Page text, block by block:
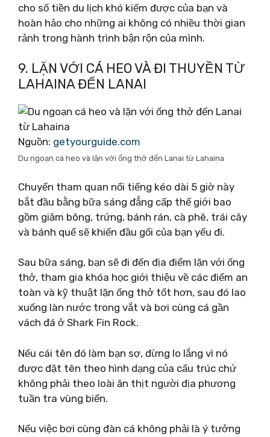
cho số tiền du lịch khó kiếm được của bạn và
hoàn hảo cho những ai không có nhiều thời gian
rảnh trong hành trình bận rộn của mình.
9. LẶN VỚI CÁ HEO VÀ ĐI THUYỀN TỪ
LAHAINA ĐẾN LANAI
Nguồn: getyourguide.com
Du ngoạn cá heo và lặn với ống thở đến Lanai từ Lahaina
Chuyến tham quan nổi tiếng kéo dài 5 giờ này
bắt đầu bằng bữa sáng đẳng cấp thế giới bao
gồm giăm bông, trứng, bánh rán, cà phê, trái cây
và bánh quế sẽ khiến đầu gối của bạn yếu đi.
Sau bữa sáng, bạn sẽ đi đến địa điểm lặn với ống
thở, tham gia khóa học giới thiệu về các điểm an
toàn và kỹ thuật lặn ống thở tốt hơn, sau đó lao
xuống làn nước trong vắt và bơi cùng cá gần
vách đá ở Shark Fin Rock.
Nếu cái tên đó làm bạn sợ, đừng lo lắng vì nó
được đặt tên theo hình dạng của cấu trúc chứ
không phải theo loài ăn thịt người địa phương
tuần tra vùng biển.
Nếu việc bơi cùng đàn cá không phải là ý tưởng